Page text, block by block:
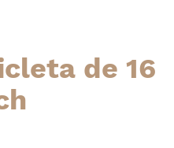
de 16